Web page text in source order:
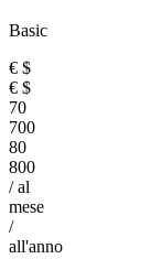
Basic
€ $
€ $
70
700
80
800
/ al
mese
/
all'anno